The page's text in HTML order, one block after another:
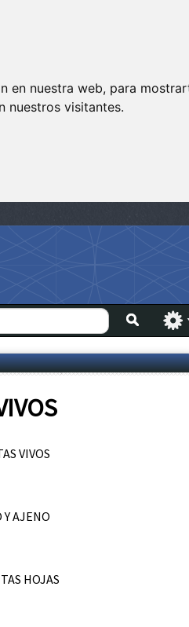
nuestra web, para
nuestros visitantes.
VIVOS
AJENO
HOJAS